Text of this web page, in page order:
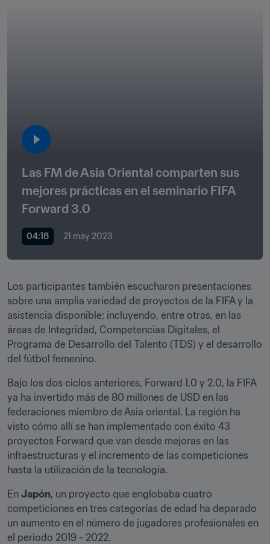
Las FM de Asia Oriental comparten sus
mejores prácticas en el seminario FIFA
Forward 3.0
04:18 21 may 2023
Los participantes también escucharon presentaciones
sobre una amplia variedad de proyectos de la FIFA y la
asistencia disponible; incluyendo, entre otras, en las
áreas de Integridad, Competencias Digitales, el
Programa de Desarrollo del Talento (TDS) y el desarrollo
del fútbol femenino.
Bajo los dos ciclos anteriores, Forward 1.0 y 2.0, la FIFA
ya ha invertido más de 80 millones de USD en las
federaciones miembro de Asia oriental. La región ha
visto cómo allí se han implementado con éxito 43
proyectos Forward que van desde mejoras en las
infraestructuras y el incremento de las competiciones
hasta la utilización de la tecnología.
En Japón, un proyecto que englobaba cuatro
competiciones en tres categorías de edad ha deparado
un aumento en el número de jugadores profesionales en
el periodo 2019 - 2022.